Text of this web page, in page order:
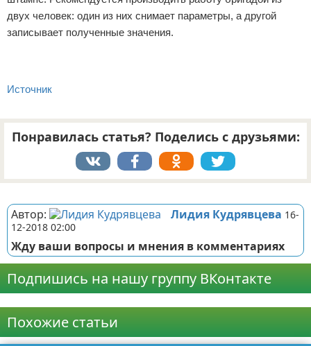
двух человек: один из них снимает параметры, а другой
записывает полученные значения.
Источник
Понравилась статья? Поделись с друзьями:
Автор: Лидия Кудрявцева 16-
12-2018 02:00
Жду ваши вопросы и мнения в комментариях
Подпишись на нашу группу ВКонтакте
Похожие статьи